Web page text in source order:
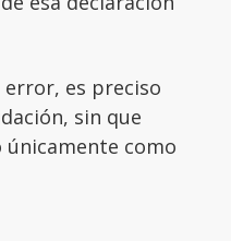
es preciso
sin que
como